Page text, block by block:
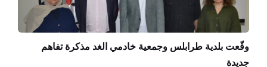
وقّعت بلدية طرابلس وجمعية خادمي الغد مذكرة تفاهم
جديدة